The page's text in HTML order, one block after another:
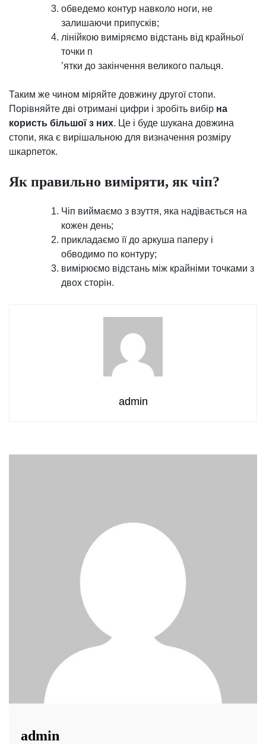
обведемо контур навколо ноги, не
залишаючи припусків;
лінійкою виміряємо відстань від крайньої
точки п
’ятки до закінчення великого пальця.
Таким же чином міряйте довжину другої стопи.
Порівняйте дві отримані цифри і зробіть вибір на
користь більшої з них. Це і буде шукана довжина
стопи, яка є вирішальною для визначення розміру
шкарпеток.
Як правильно виміряти, як чіп?
Чіп виймаємо з взуття, яка надівається на
кожен день;
прикладаємо її до аркуша паперу і
обводимо по контуру;
вимірюємо відстань між крайніми точками з
двох сторін.
admin
admin